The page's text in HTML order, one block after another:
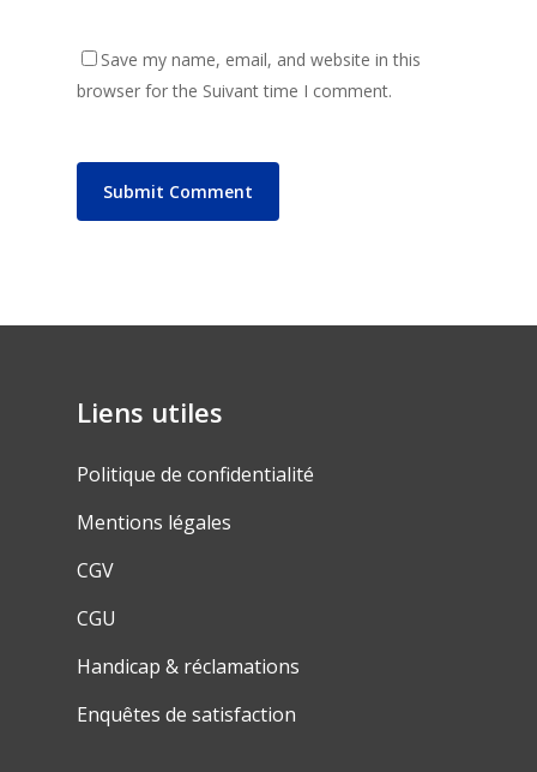
Save my name, email, and website in this
browser for the Suivant time I comment.
Liens utiles
Politique de confidentialité
Mentions légales
CGV
CGU
Handicap & réclamations
Enquêtes de satisfaction